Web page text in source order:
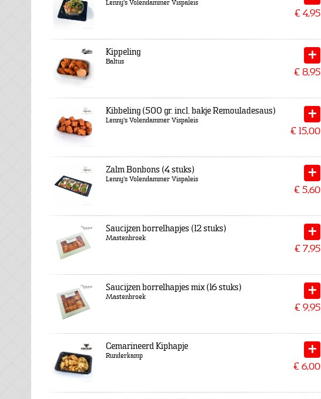
€ 4,95
Lenny's Volendammer Vispaleis
€ 8,95
Kippeling
Baltus
€ 15,00
Kibbeling (500 gr. incl. bakje Remouladesaus)
Lenny's Volendammer Vispaleis
€ 5,60
Zalm Bonbons (4 stuks)
Lenny's Volendammer Vispaleis
€ 7,95
Saucijzen borrelhapjes (12 stuks)
Mastenbroek
€ 9,95
Saucijzen borrelhapjes mix (16 stuks)
Mastenbroek
€ 6,00
Gemarineerd Kiphapje
Runderkamp